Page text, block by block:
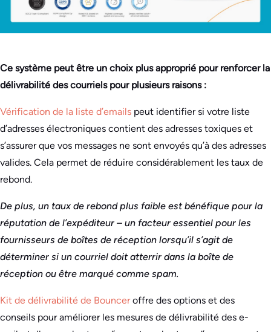
Ce système peut être un choix plus approprié pour renforcer la
délivrabilité des courriels pour plusieurs raisons :
Vérification de la liste d’emails peut identifier si votre liste
d’adresses électroniques contient des adresses toxiques et
s’assurer que vos messages ne sont envoyés qu’à des adresses
valides. Cela permet de réduire considérablement les taux de
rebond.
De plus, un taux de rebond plus faible est bénéfique pour la
réputation de l’expéditeur – un facteur essentiel pour les
fournisseurs de boîtes de réception lorsqu’il s’agit de
déterminer si un courriel doit atterrir dans la boîte de
réception ou être marqué comme spam.
Kit de délivrabilité de Bounceroffre des options et des
conseils pour améliorer les mesures de délivrabilité des e-